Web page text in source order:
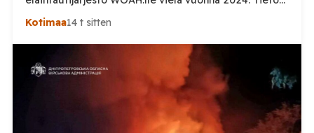
haastaa kokoomuksen kansanedustaja Timo Heinosen
sikaruttoilmoituksista. Suomi on puolestaan
ilmoittanut tuoreesta Virolahden tapauksesta sekä
WOAH:n kautta että suoraan Venäjän
eläinlääkintäviranomaisille. Ruokavirasto kertoi Posi
TV:lle tarkempia tietoja Suomen ensimmäisestä
afrikkalaisen sikaruton tapauksesta sekä
Kotimaa14 t sitten